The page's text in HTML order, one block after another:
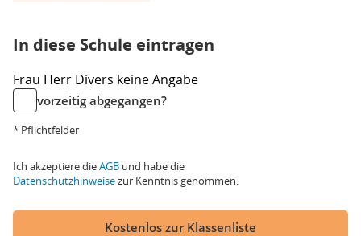
In diese Schule eintragen
Frau Herr Divers keine Angabe
vorzeitig abgegangen?
* Pflichtfelder
Ich akzeptiere dieAGB und habe die
Datenschutzhinweisezur Kenntnis genommen.
Kostenlos zur Klassenliste